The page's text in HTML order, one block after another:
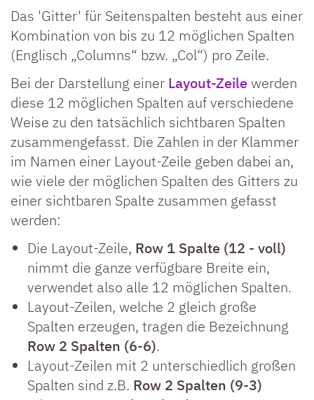
Das 'Gitter' für Seitenspalten besteht aus einer
Kombination von bis zu 12 möglichen Spalten
(Englisch „Columns“ bzw. „Col“) pro Zeile.
Bei der Darstellung einer Layout-Zeilewerden
diese 12 möglichen Spalten auf verschiedene
Weise zu den tatsächlich sichtbaren Spalten
zusammengefasst. Die Zahlen in der Klammer
im Namen einer Layout-Zeile geben dabei an,
wie viele der möglichen Spalten des Gitters zu
einer sichtbaren Spalte zusammen gefasst
werden:
Die Layout-Zeile, Row 1 Spalte (12 - voll)
nimmt die ganze verfügbare Breite ein,
verwendet also alle 12 möglichen Spalten.
Layout-Zeilen, welche 2 gleich große
Spalten erzeugen, tragen die Bezeichnung
Row 2 Spalten (6-6).
Layout-Zeilen mit 2 unterschiedlich großen
Spalten sind z.B. Row 2 Spalten (9-3)